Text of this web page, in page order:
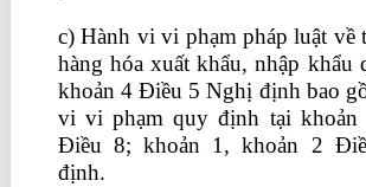
c) Hành vi vi phạm pháp luật về
hàng hóa xuất khẩu, nhập khẩu
khoản 4 Điều 5 Nghị định bao
vi vi phạm quy định tại khoản
Điều 8; khoản 1, khoản 2
định.